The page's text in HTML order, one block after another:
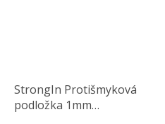
StrongIn Protišmyková
podložka 1mm